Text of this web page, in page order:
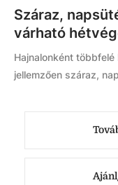
Száraz,
várható
Hajnalonként
jellemzően száraz,